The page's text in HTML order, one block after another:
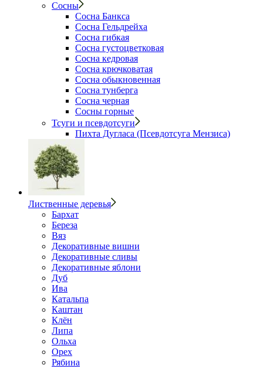
Сосны
Сосна Банкса
Сосна Гельдрейха
Сосна гибкая
Сосна густоцветковая
Сосна кедровая
Сосна крючковатая
Сосна обыкновенная
Сосна тунберга
Сосна черная
Сосны горные
Тсуги и псевдотсуги
Пихта Дугласа (Псевдотсуга Мензиса)
Лиственные деревья
Бархат
Береза
Вяз
Декоративные вишни
Декоративные сливы
Декоративные яблони
Дуб
Ива
Катальпа
Каштан
Клён
Липа
Ольха
Орех
Рябина